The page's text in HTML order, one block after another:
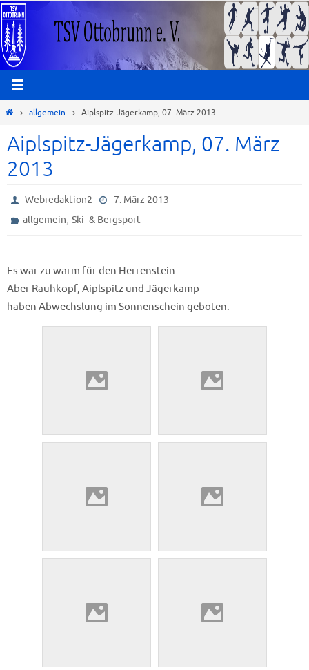
Zum
Inhalt
springen
Startallgemein Aiplspitz-Jägerkamp, 07. März 2013
Aiplspitz-Jägerkamp, 07. März
2013
Webredaktion2
7. März 2013
allgemein,Ski- & Bergsport
Es war zu warm für den Herrenstein.
Aber Rauhkopf, Aiplspitz und Jägerkamp
haben Abwechslung im Sonnenschein geboten.